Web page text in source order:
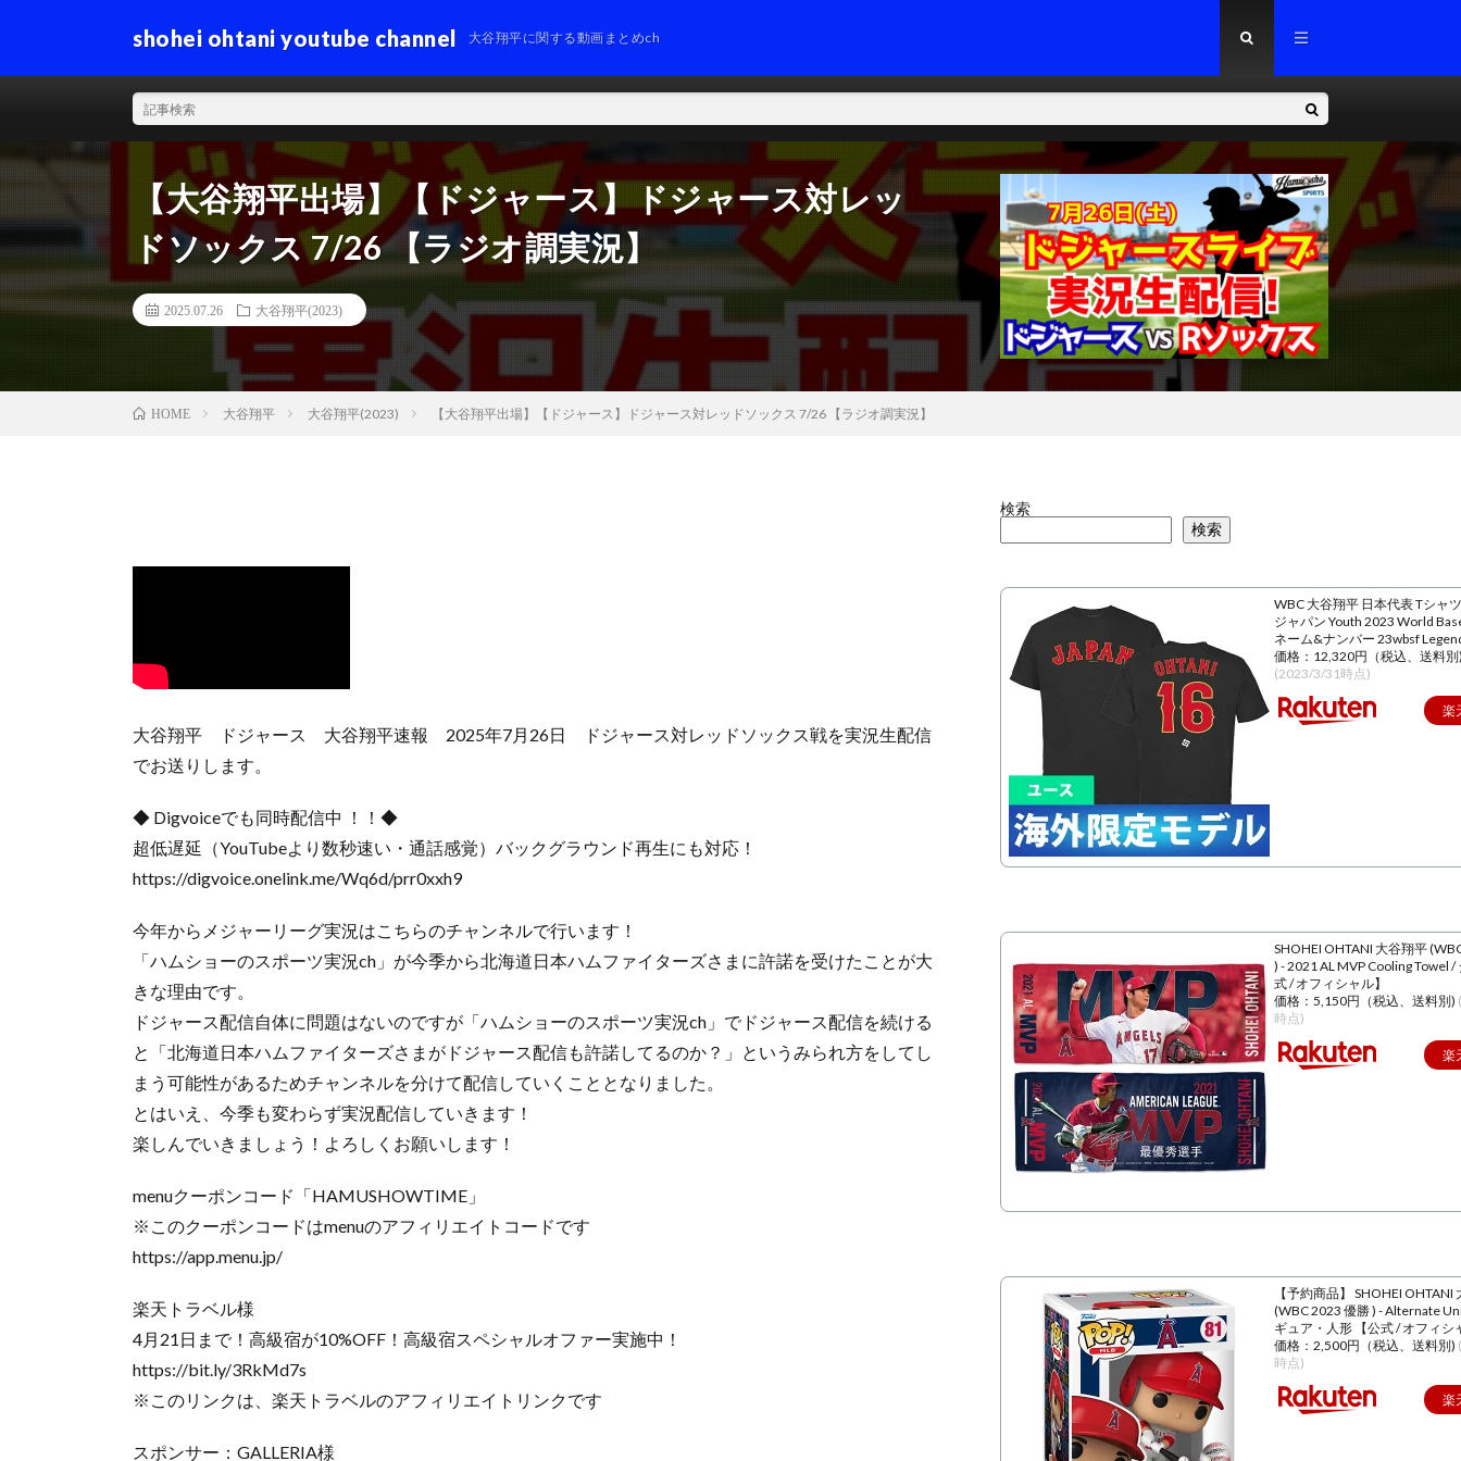
shohei ohtani youtube channel 大谷翔平に関する動画まとめch
【大谷翔平出場】【ドジャース】ドジャース対レッ
ドソックス 7/26 【ラジオ調実況】
2025.07.26 大谷翔平(2023)
HOME 大谷翔平 大谷翔平(2023) 【大谷翔平出場】【ドジャース】ドジャース対レッドソックス 7/26 【ラジオ調実況】
大谷翔平 ドジャース 大谷翔平速報 2025年7月26日 ドジャース対レッドソックス戦を実況生配信
でお送りします。
◆ Digvoiceでも同時配信中 ！！◆
超低遅延（YouTubeより数秒速い・通話感覚）バックグラウンド再生にも対応！
https://digvoice.onelink.me/Wq6d/prr0xxh9
今年からメジャーリーグ実況はこちらのチャンネルで行います！
「ハムショーのスポーツ実況ch」が今季から北海道日本ハムファイターズさまに許諾を受けたことが大
きな理由です。
ドジャース配信自体に問題はないのですが「ハムショーのスポーツ実況ch」でドジャース配信を続ける
と「北海道日本ハムファイターズさまがドジャース配信も許諾してるのか？」というみられ方をしてし
まう可能性があるためチャンネルを分けて配信していくこととなりました。
とはいえ、今季も変わらず実況配信していきます！
楽しんでいきましょう！よろしくお願いします！
menuクーポンコード「HAMUSHOWTIME」
※このクーポンコードはmenuのアフィリエイトコードです
https://app.menu.jp/
楽天トラベル様
4月21日まで！高級宿が10%OFF！高級宿スペシャルオファー実施中！
https://bit.ly/3RkMd7s
※このリンクは、楽天トラベルのアフィリエイトリンクです
スポンサー：GALLERIA様
検索
検索
WBC 大谷翔平 日本代表 Tシャ
ジャパン Youth 2023 World
ネーム&ナンバー 23wbsf
価格：12,320円（税込、送料別
(2023/3/31時点)
楽
SHOHEI OHTANI 大谷翔平
) - 2021 AL MVP Cooling Towel /
式 / オフィシャル】
価格：5,150円（税込、送料別)
時点)
楽
【予約商品】 SHOHEI OHTANI
(WBC 2023 優勝 ) - Alternate
ギュア・人形 【公式 / オフィシ
価格：2,500円（税込、送料別)
時点)
楽